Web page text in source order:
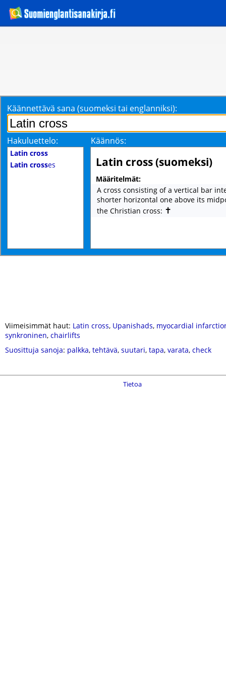
Käännettävä sana (suomeksi tai englanniksi):
Hakuluettelo: Käännös:
Latin cross
Latin crosses Latin cross (suomeksi)
Määritelmät:
A cross consisting of a vertical bar
shorter horizontal one above its
the Christian cross: ✝
Viimeisimmät haut: Latin cross, Upanishads, myocardial
synkroninen, chairlifts
Suosittuja sanoja: palkka, tehtävä, suutari, tapa, varata, check
Tietoa